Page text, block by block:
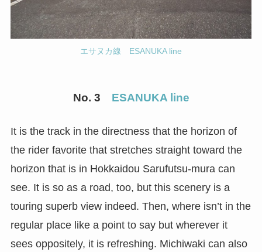
エサヌカ線 ESANUKA line
No. 3 ESANUKA line
It is the track in the directness that the horizon of
the rider favorite that stretches straight toward the
horizon that is in Hokkaidou Sarufutsu-mura can
see. It is so as a road, too, but this scenery is a
touring superb view indeed. Then, where isn’t in the
regular place like a point to say but wherever it
sees oppositely, it is refreshing. Michiwaki can also